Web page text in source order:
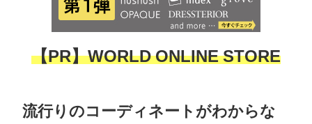
【PR】WORLD ONLINE STORE
流行りのコーディネートがわからな